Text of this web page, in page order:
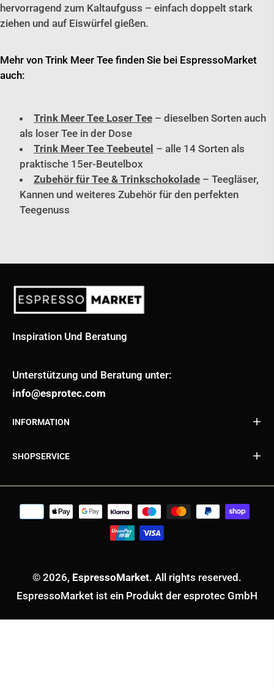
hervorragend zum Kaltaufguss – einfach doppelt stark
ziehen und auf Eiswürfel gießen.
Mehr von Trink Meer Tee finden Sie bei EspressoMarket
auch:
Trink Meer Tee Loser Tee – dieselben Sorten auch
als loser Tee in der Dose
Trink Meer Tee Teebeutel – alle 14 Sorten als
praktische 15er-Beutelbox
Zubehör für Tee & Trinkschokolade – Teegläser,
Kannen und weiteres Zubehör für den perfekten
Teegenuss
Inspiration Und Beratung
Unterstützung und Beratung unter:
info@esprotec.com
INFORMATION
SHOPSERVICE
© 2026, EspressoMarket. All rights reserved.
EspressoMarket ist ein Produkt der esprotec GmbH